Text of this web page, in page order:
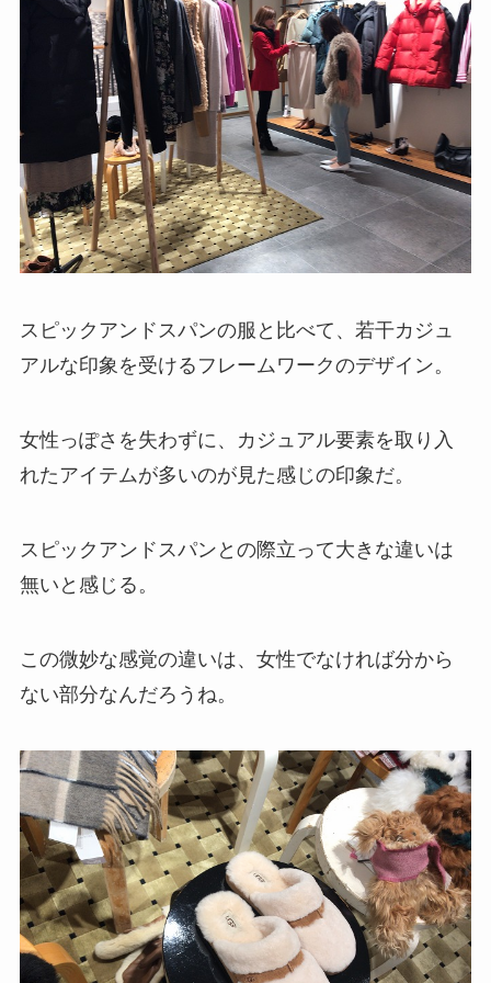
スピックアンドスパンの服と比べて、若干カジュ
アルな印象を受けるフレームワークのデザイン。
女性っぽさを失わずに、カジュアル要素を取り入
れたアイテムが多いのが見た感じの印象だ。
スピックアンドスパンとの際立って大きな違いは
無いと感じる。
この微妙な感覚の違いは、女性でなければ分から
ない部分なんだろうね。